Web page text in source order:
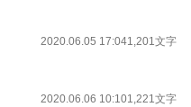
2020.06.05 17:041,201文字
2020.06.06 10:101,221文字